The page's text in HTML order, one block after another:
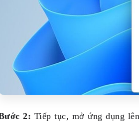
2: Tiếp tục, mở ứng dụng